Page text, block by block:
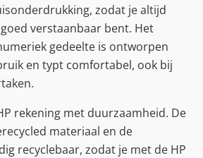
zodat je altijd
verstaanbaar bent. Het
gedeelte is ontworpen
en typt comfortabel, ook bij
rekening met duurzaamheid. De
materiaal en de
recyclebaar, zodat je met de HP